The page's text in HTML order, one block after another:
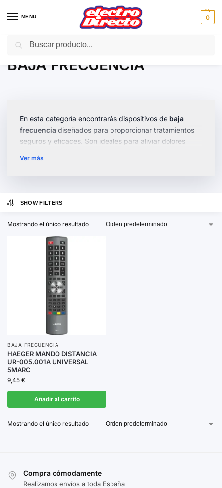
MENU 0
Inicio Gama marron / Telefonía doméstica
BAJA FRECUENCIA
En esta categoría encontrarás dispositivos de baja
frecuencia diseñados para proporcionar tratamientos
seguros y eficaces. Son ideales para aliviar dolores
experiencia de bienestar en la comodidad de tu hogar.
específicas. Todos nuestros dispositivos son fáciles de
garantizar resultados óptimos.
Explora nuestra selección y elige el dispositivo que
mejor se adapte a tus necesidades.
Ver más
SHOW FILTERS
Mostrando el único resultado
BAJA FRECUENCIA
HAEGER MANDO DISTANCIA
UR-005.001A UNIVERSAL
5MARC
9,45 €
Añadir al carrito
Mostrando el único resultado
Compra cómodamente
Realizamos envíos a toda España